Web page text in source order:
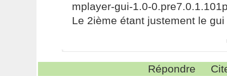
mplayer-gui-1.0-
Le 2ième étant justement le
Répondre